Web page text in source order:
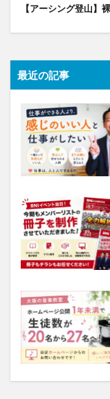
【アーシング登山】
最近の記事